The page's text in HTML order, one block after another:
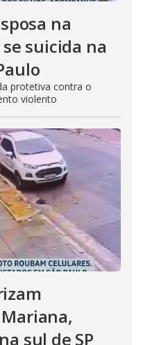
na
suicida na
protetiva contra o
violento
sul de SP